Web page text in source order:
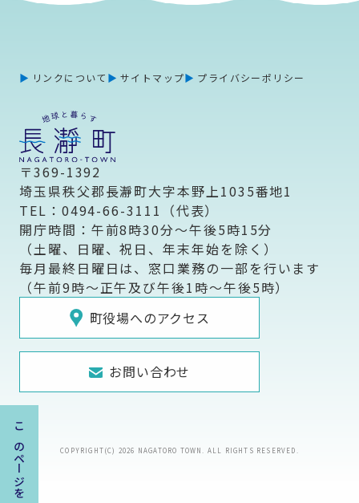
リンクについて サイトマップ プライバシーポリシー
〒369-1392
埼玉県秩父郡長瀞町大字本野上1035番地1
TEL：0494-66-3111（代表）
開庁時間：午前8時30分～午後5時15分
（土曜、日曜、祝日、年末年始を除く）
毎月最終日曜日は、窓口業務の一部を行います
（午前9時～正午及び午後1時～午後5時）
町役場へのアクセス
お問い合わせ
COPYRIGHT(C) 2026 NAGATORO TOWN. ALL RIGHTS RESERVED.